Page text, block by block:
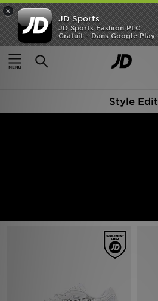
×
JD Sports
JD Sports Fashion PLC
Gratuit - Dans Google Play
Accueil
Style Edit
Produits 2460
Style Edit
Accueil
Nouveautés